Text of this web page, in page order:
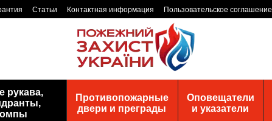
Статьи Контактная информация Пользовательское соглашение
рукава,
Противопожарные
двери и преграды
Оповещатели
и указатели